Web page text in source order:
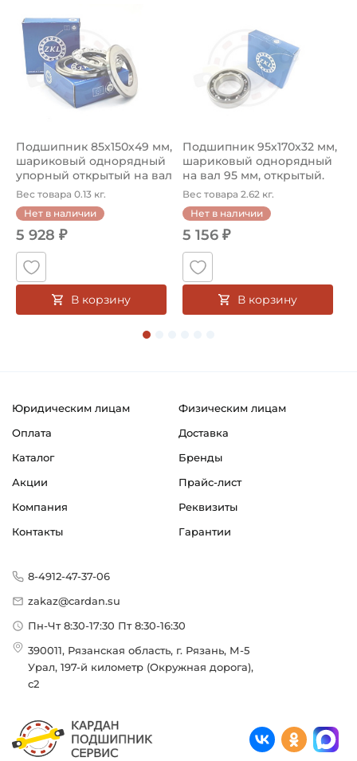
Подшипник 85х150х49 мм,
шариковый однорядный
упорный открытый на вал
85...
Вес товара 0.13 кг.
Нет в наличии
5 928 ₽
В корзину
Подшипник 95х170х32 мм,
шариковый однорядный
на вал 95 мм, открытый.
Ар...
Вес товара 2.62 кг.
Нет в наличии
5 156 ₽
В корзину
Юридическим лицам
Физическим лицам
Оплата
Доставка
Каталог
Бренды
Акции
Прайс-лист
Компания
Реквизиты
Контакты
Гарантии
8-4912-47-37-06
zakaz@cardan.su
Пн-Чт 8:30-17:30 Пт 8:30-16:30
390011, Рязанская область, г. Рязань, М-5
Урал, 197-й километр (Окружная дорога),
с2